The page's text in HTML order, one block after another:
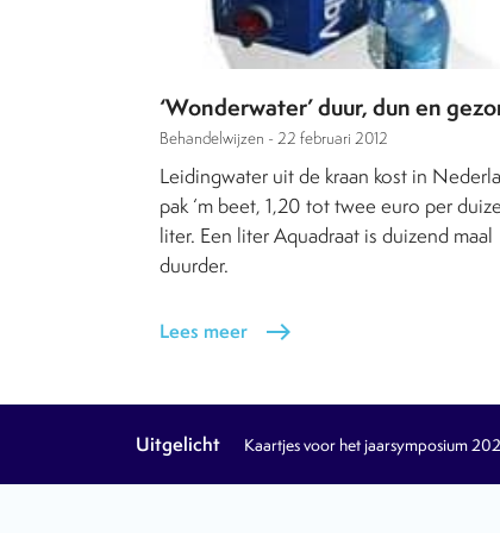
‘Wonderwater’ duur, dun en
Behandelwijzen - 22 februari 2012
Leidingwater uit de kraan kost in
pak ‘m beet, 1,20 tot twee euro per
liter. Een liter Aquadraat is duizend maal
duurder.
Lees meer east
Uitgelicht Kaartjes voor het jaarsymposium